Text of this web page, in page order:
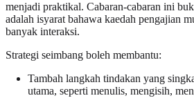
menjadi praktikal. Cabaran-cabaran ini
adalah isyarat bahawa kaedah pengajian
banyak interaksi.
Strategi seimbang boleh membantu:
Tambah langkah tindakan yang
utama, seperti menulis, mengisih,